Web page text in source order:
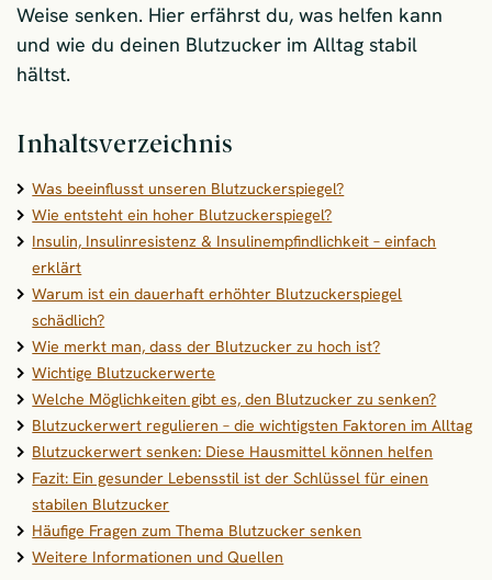
Weise senken. Hier erfährst du, was helfen kann
und wie du deinen Blutzucker im Alltag stabil
hältst.
Inhaltsverzeichnis
Was beeinflusst unseren Blutzuckerspiegel?
Wie entsteht ein hoher Blutzuckerspiegel?
Insulin, Insulinresistenz & Insulinempfindlichkeit – einfach
erklärt
Warum ist ein dauerhaft erhöhter Blutzuckerspiegel
schädlich?
Wie merkt man, dass der Blutzucker zu hoch ist?
Wichtige Blutzuckerwerte
Welche Möglichkeiten gibt es, den Blutzucker zu senken?
Blutzuckerwert regulieren – die wichtigsten Faktoren im Alltag
Blutzuckerwert senken: Diese Hausmittel können helfen
Fazit: Ein gesunder Lebensstil ist der Schlüssel für einen
stabilen Blutzucker
Häufige Fragen zum Thema Blutzucker senken
Weitere Informationen und Quellen